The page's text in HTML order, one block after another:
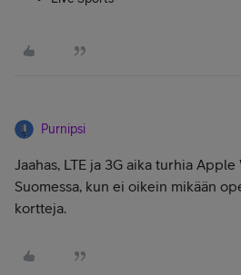
Purnipsi
Jaahas, LTE ja 3G aika turhia
Suomessa, kun ei oikein mikään
kortteja.